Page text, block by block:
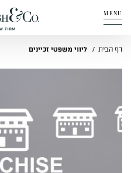
MENU
מדיה
דף הבית ליווי משפטי זכיינים